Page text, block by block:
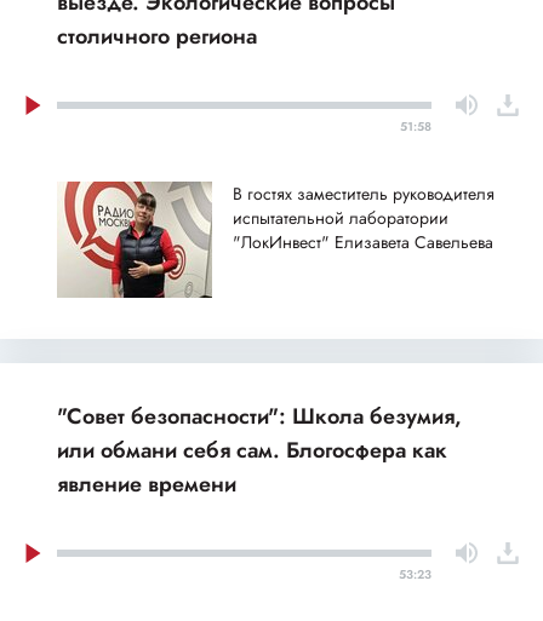
столичного региона
51:58
В гостях заместитель руководителя
испытательной лаборатории
"ЛокИнвест" Елизавета Савельева
"Совет безопасности": Школа безумия,
или обмани себя сам. Блогосфера как
явление времени
53:23